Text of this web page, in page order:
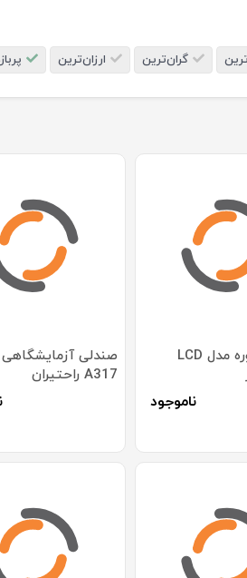
گران‌ترین ارزان‌ترین
صندلی تابوره مدل LCD
ناموجود
صندلی
A317 راحتیران